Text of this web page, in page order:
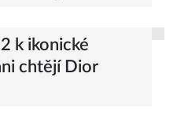
k ikonické
chtějí Dior